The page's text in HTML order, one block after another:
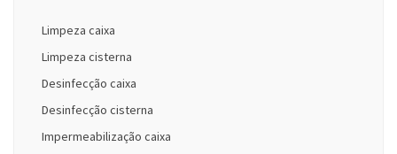
Limpeza caixa
Limpeza cisterna
Desinfecção caixa
Desinfecção cisterna
Impermeabilização caixa